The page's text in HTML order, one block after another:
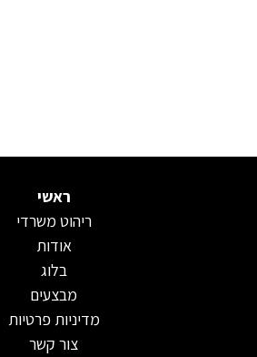
ראשי
ריהוט משרדי
אודות
בלוג
מבצעים
מדיניות פרטיות
צור קשר